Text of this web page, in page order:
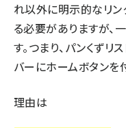
れ以外に明示的なリン
る必要がありますが、
す。つまり、パンくず
バーにホームボタンを
理由は